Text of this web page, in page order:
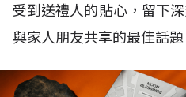
受到送禮人的貼心，留下
與家人朋友共享的最佳話題